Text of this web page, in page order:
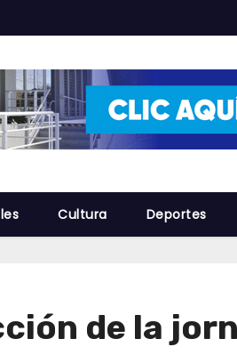
Cultura Deportes
de la